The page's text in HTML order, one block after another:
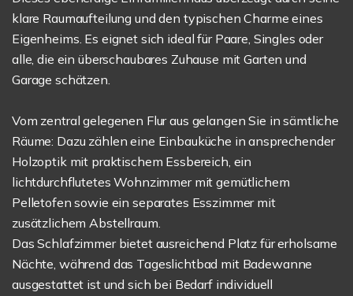
klare Raumaufteilung und den typischen Charme eines
Eigenheims. Es eignet sich ideal für Paare, Singles oder
alle, die ein überschaubares Zuhause mit Garten und
Garage schätzen.
Vom zentral gelegenen Flur aus gelangen Sie in sämtliche
Räume: Dazu zählen eine Einbauküche in ansprechender
Holzoptik mit praktischem Essbereich, ein
lichtdurchflutetes Wohnzimmer mit gemütlichem
Pelletofen sowie ein separates Esszimmer mit
zusätzlichem Abstellraum.
Das Schlafzimmer bietet ausreichend Platz für erholsame
Nächte, während das Tageslichtbad mit Badewanne
ausgestattet ist und sich bei Bedarf individuell